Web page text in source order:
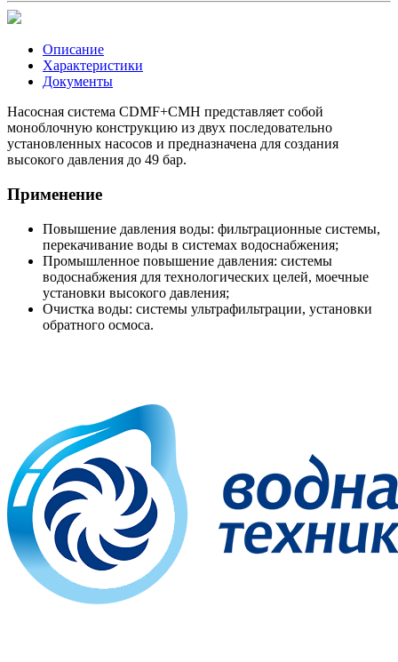
Описание
Характеристики
Документы
Насосная система CDMF+CMH представляет собой
моноблочную конструкцию из двух последовательно
установленных насосов и предназначена для создания
высокого давления до 49 бар.
Применение
Повышение давления воды: фильтрационные системы,
перекачивание воды в системах водоснабжения;
Промышленное повышение давления: системы
водоснабжения для технологических целей, моечные
установки высокого давления;
Очистка воды: системы ультрафильтрации, установки
обратного осмоса.